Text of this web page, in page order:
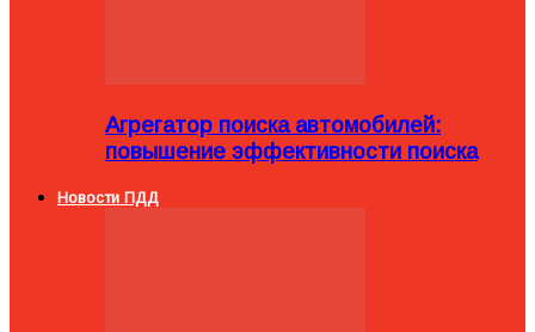
Агрегатор поиска автомобилей:
повышение эффективности поиска
Новости ПДД